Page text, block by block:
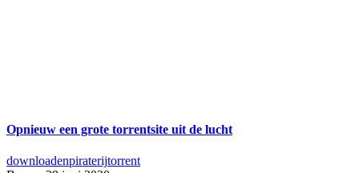
Opnieuw een grote torrentsite uit de lucht
downloadenpiraterijtorrent